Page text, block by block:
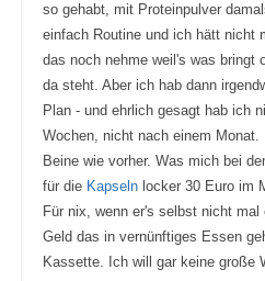
so gehabt, mit Proteinpulver
einfach Routine und ich hätt nicht
das noch nehme weil's was bringt
da steht. Aber ich hab dann
Plan - und ehrlich gesagt hab ich
Wochen, nicht nach einem Monat.
Beine wie vorher. Was mich bei
für die Kapselnlocker 30 Euro im
Für nix, wenn er's selbst nicht
Geld das in vernünftiges Essen
Kassette. Ich will gar keine große